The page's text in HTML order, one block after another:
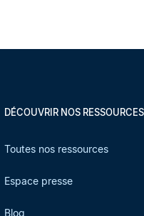
DÉCOUVRIR NOS RESSOURCES
Toutes nos ressources
Espace presse
Blog